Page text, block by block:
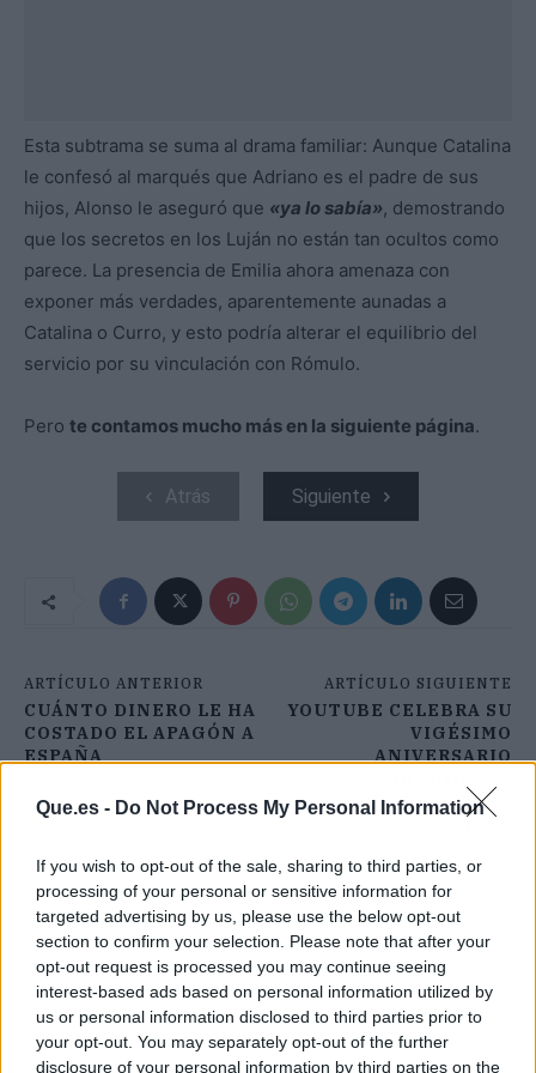
Que.es - Do Not Process My Personal Information
If you wish to opt-out of the sale, sharing to third parties, or
processing of your personal or sensitive information for
targeted advertising by us, please use the below opt-out
section to confirm your selection. Please note that after your
opt-out request is processed you may continue seeing
interest-based ads based on personal information utilized by
us or personal information disclosed to third parties prior to
your opt-out. You may separately opt-out of the further
disclosure of your personal information by third parties on the
Esta subtrama se suma al drama familiar: Aunque Catalina
le confesó al marqués que Adriano es el padre de sus
hijos, Alonso le aseguró que «ya lo sabía», demostrando
que los secretos en los Luján no están tan ocultos como
parece. La presencia de Emilia ahora amenaza con
exponer más verdades, aparentemente aunadas a
Catalina o Curro, y esto podría alterar el equilibrio del
servicio por su vinculación con Rómulo.
Pero te contamos mucho más en la siguiente página.
Atrás Siguiente
ARTÍCULO ANTERIOR
CUÁNTO DINERO LE HA
COSTADO EL APAGÓN A
ESPAÑA
ARTÍCULO SIGUIENTE
YOUTUBE CELEBRA SU
VIGÉSIMO
ANIVERSARIO
REPRODUCTOR PARA
SIEMPRE